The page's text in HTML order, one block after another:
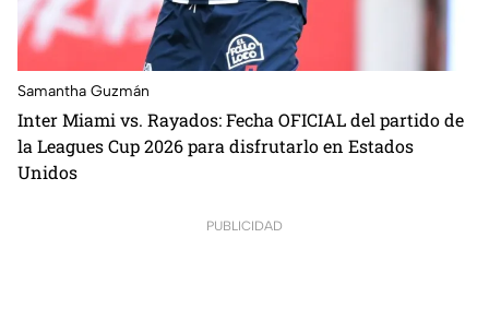
Samantha Guzmán
Inter Miami vs. Rayados: Fecha OFICIAL del partido de
la Leagues Cup 2026 para disfrutarlo en Estados
Unidos
PUBLICIDAD